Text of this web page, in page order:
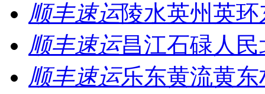
顺丰速运陵水英州英
顺丰速运昌江石碌人
顺丰速运乐东黄流黄